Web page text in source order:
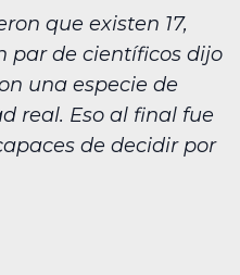
que existen 17,
par de científicos dijo
una especie de
real. Eso al final fue
de decidir por